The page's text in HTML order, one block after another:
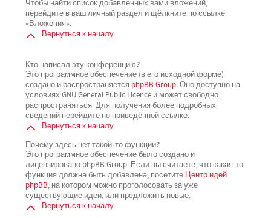
Чтобы найти список добавленных вами вложений,
перейдите в ваш личный раздел и щёлкните по ссылке
«Вложения».
Вернуться к началу
Кто написал эту конференцию?
Это программное обеспечение (в его исходной форме)
создано и распространяется phpBB Group. Оно доступно на
условиях GNU General Public Licence и может свободно
распространяться. Для получения более подробных
сведений перейдите по приведённой ссылке.
Вернуться к началу
Почему здесь нет такой-то функции?
Это программное обеспечение было создано и
лицензировано phpBB Group. Если вы считаете, что какая-то
функция должна быть добавлена, посетите Центр идей
phpBB, на котором можно проголосовать за уже
существующие идеи, или предложить новые.
Вернуться к началу